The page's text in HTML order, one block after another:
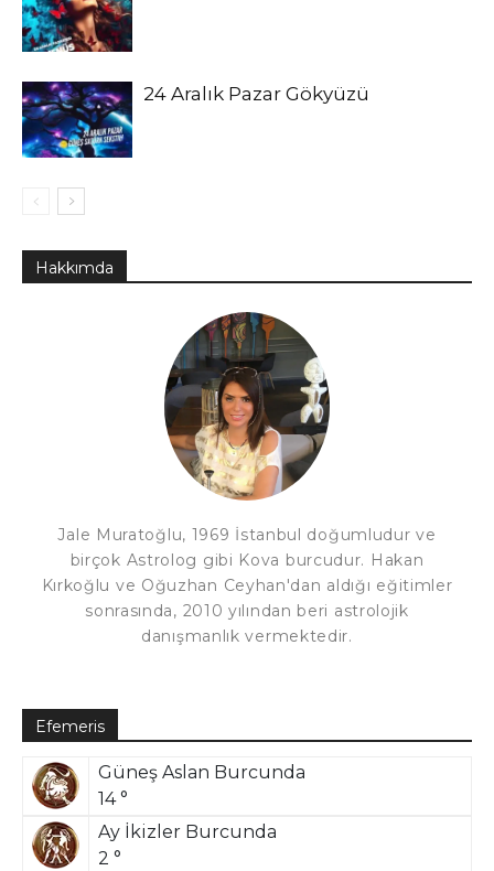
24 Aralık Pazar Gökyüzü
Hakkımda
Jale Muratoğlu, 1969 İstanbul doğumludur ve
birçok Astrolog gibi Kova burcudur. Hakan
Kırkoğlu ve Oğuzhan Ceyhan'dan aldığı eğitimler
sonrasında, 2010 yılından beri astrolojik
danışmanlık vermektedir.
Efemeris
Güneş Aslan Burcunda
14 °
Ay İkizler Burcunda
2 °